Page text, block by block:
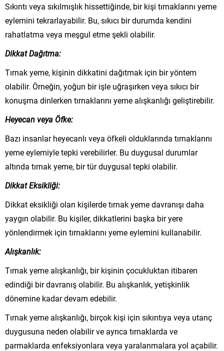
Sıkıntı veya sıkılmışlık hissettiğinde, bir kişi tırnaklarını yeme
eylemini tekrarlayabilir. Bu, sıkıcı bir durumda kendini
rahatlatma veya meşgul etme şekli olabilir.
Dikkat Dağıtma:
Tırnak yeme, kişinin dikkatini dağıtmak için bir yöntem
olabilir. Örneğin, yoğun bir işle uğraşırken veya sıkıcı bir
konuşma dinlerken tırnaklarını yeme alışkanlığı geliştirebilir.
Heyecan veya Öfke:
Bazı insanlar heyecanlı veya öfkeli olduklarında tırnaklarını
yeme eylemiyle tepki verebilirler. Bu duygusal durumlar
altında tırnak yeme, bir tür duygusal tepki olabilir.
Dikkat Eksikliği:
Dikkat eksikliği olan kişilerde tırnak yeme davranışı daha
yaygın olabilir. Bu kişiler, dikkatlerini başka bir yere
yönlendirmek için tırnaklarını yeme eylemini kullanabilir.
Alışkanlık:
Tırnak yeme alışkanlığı, bir kişinin çocukluktan itibaren
edindiği bir davranış olabilir. Bu alışkanlık, yetişkinlik
dönemine kadar devam edebilir.
Tırnak yeme alışkanlığı, birçok kişi için sıkıntıya veya utanç
duygusuna neden olabilir ve ayrıca tırnaklarda ve
parmaklarda enfeksiyonlara veya yaralanmalara yol açabilir.